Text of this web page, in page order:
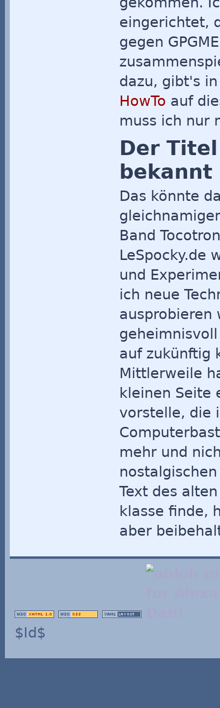
eingerichtet,
gegen
dazu, gibt's
HowTo auf
muss ich nur
Der
Das könnte
Band
LeSpocky.de
und
ich neue
ausprobieren
auf zukünftig
Mittlerweile
kleinen Seite
vorstelle, die
mehr und
Text des
klasse finde,
aber
$Id$